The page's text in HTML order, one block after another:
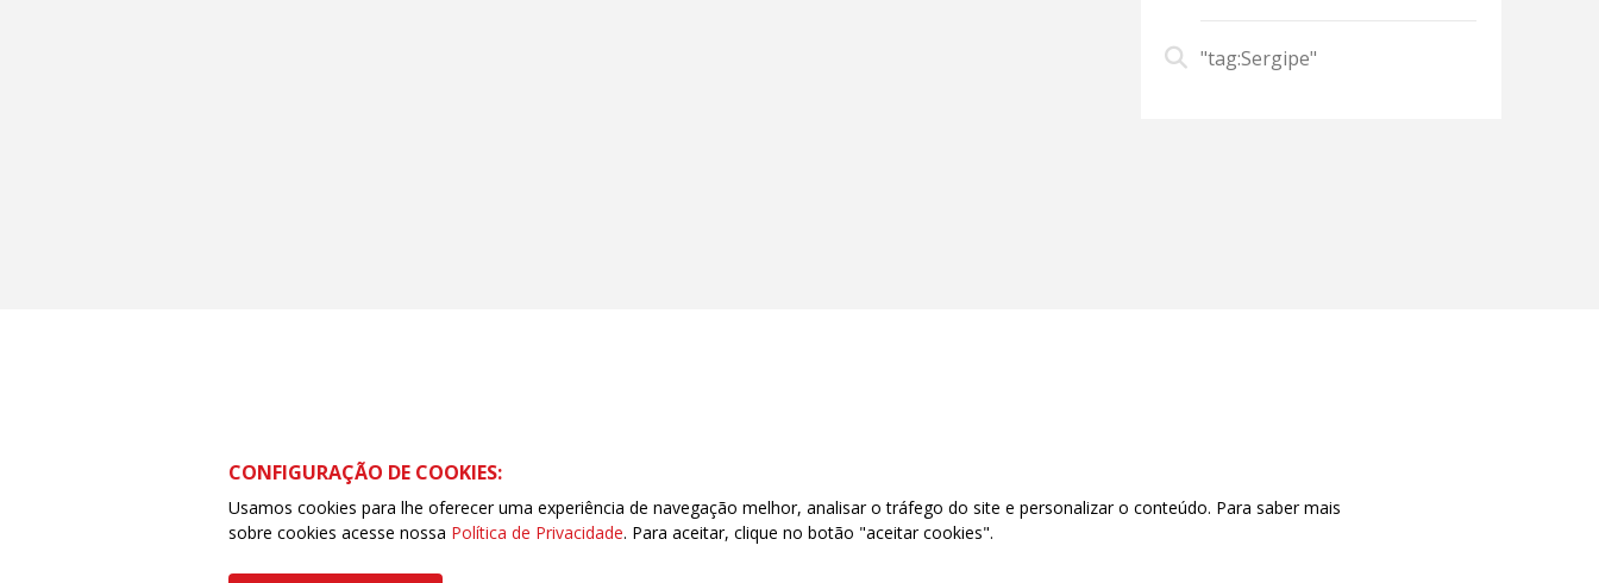
"tag:Sergipe"
CONFIGURAÇÃO DE COOKIES:
Usamos cookies para lhe oferecer uma experiência de navegação melhor, analisar o tráfego do site e personalizar o conteúdo. Para saber mais
sobre cookies acesse nossa Política de Privacidade. Para aceitar, clique no botão "aceitar cookies".